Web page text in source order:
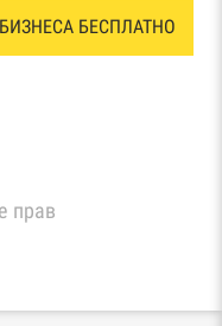
БЕСПЛАТНО
прав